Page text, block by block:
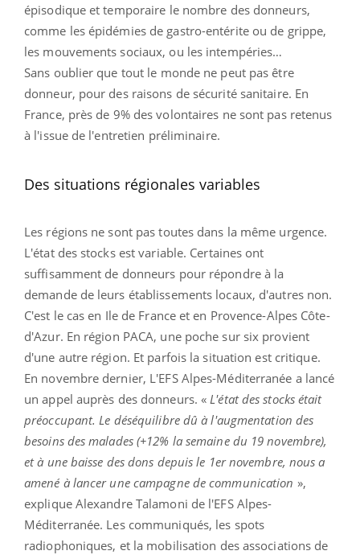
épisodique et temporaire le nombre des donneurs,
comme les épidémies de gastro-entérite ou de grippe,
les mouvements sociaux, ou les intempéries…
Sans oublier que tout le monde ne peut pas être
donneur, pour des raisons de sécurité sanitaire. En
France, près de 9% des volontaires ne sont pas retenus
à l'issue de l'entretien préliminaire.
Des situations régionales variables
Les régions ne sont pas toutes dans la même urgence.
L'état des stocks est variable. Certaines ont
suffisamment de donneurs pour répondre à la
demande de leurs établissements locaux, d'autres non.
C'est le cas en Ile de France et en Provence-Alpes Côte-
d'Azur. En région PACA, une poche sur six provient
d'une autre région. Et parfois la situation est critique.
En novembre dernier, L'EFS Alpes-Méditerranée a lancé
un appel auprès des donneurs. « L'état des stocks était
préoccupant. Le déséquilibre dû à l'augmentation des
besoins des malades (+12% la semaine du 19 novembre),
et à une baisse des dons depuis le 1er novembre, nous a
amené à lancer une campagne de communication »,
explique Alexandre Talamoni de l'EFS Alpes-
Méditerranée. Les communiqués, les spots
radiophoniques, et la mobilisation des associations de